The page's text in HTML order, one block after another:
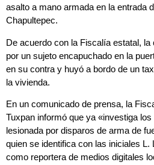
asalto a mano armada en la entrada
Chapultepec.
De acuerdo con la Fiscalía estatal,
por un sujeto encapuchado en la
en su contra y huyó a bordo de un
la vivienda.
En un comunicado de prensa, la
Tuxpan informó que ya «investiga
lesionada por disparos de arma de
quien se identifica con las iniciales
como reportera de medios digitales